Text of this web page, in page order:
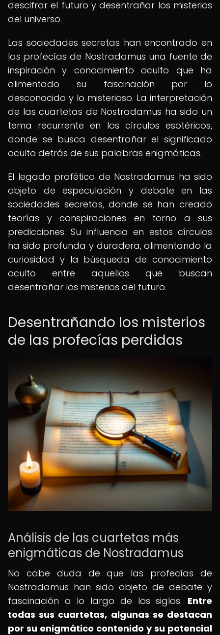
descifrar el futuro y desentrañar los misterios
del universo.
Las sociedades secretas han encontrado en
las profecías de Nostradamus una fuente de
inspiración y conocimiento oculto que ha
alimentado su fascinación por lo
desconocido y lo misterioso. La interpretación
de las cuartetas de Nostradamus ha sido un
tema recurrente en los círculos esotéricos,
donde se busca desentrañar el significado
oculto detrás de sus palabras enigmáticas.
El legado profético de Nostradamus ha sido
objeto de especulación y debate en las
sociedades secretas, donde se han creado
teorías y conspiraciones en torno a sus
predicciones. Su influencia en estos círculos
ha sido profunda y duradera, alimentando la
curiosidad y la búsqueda de conocimiento
oculto entre aquellos que buscan
desentrañar los misterios del futuro.
Desentrañando los misterios
de las profecías perdidas
Análisis de las cuartetas más
enigmáticas de Nostradamus
No cabe duda de que las profecías de
Nostradamus han sido objeto de debate y
fascinación a lo largo de los siglos. Entre
todas sus cuartetas, algunas se destacan
por su enigmático contenido y su potencial